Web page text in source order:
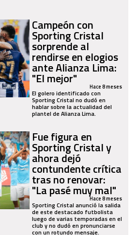
Campeón con
Sporting Cristal
sorprende al
rendirse en elogios
ante Alianza Lima:
"El mejor" Hace 8 meses
El golero identificado con
Sporting Cristal no dudó en
hablar sobre la actualidad del
plantel de Alianza Lima.
Fue figura en
Sporting Cristal y
ahora dejó
contundente crítica
tras no renovar:
"La pasé muy mal"
Hace 8 meses
Sporting Cristal anunció la salida
de este destacado futbolista
luego de varias temporadas en el
club y no dudó en pronunciarse
con un rotundo mensaje.